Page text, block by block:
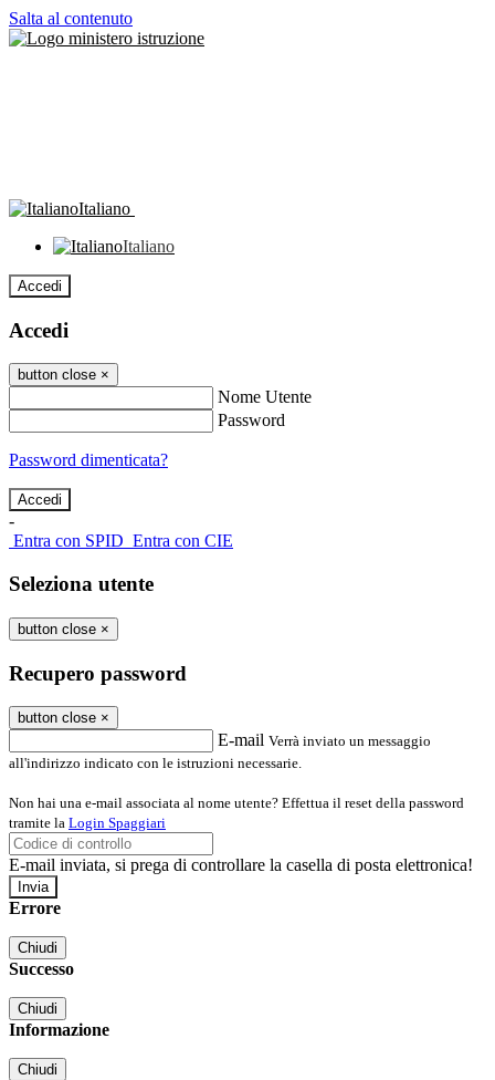
Salta al contenuto
Italiano
Italiano
Accedi
Accedi
button close ×
Nome Utente
Password
Password dimenticata?
-
Entra con SPID Entra con CIE
Seleziona utente
button close ×
Recupero password
button close ×
E-mail Verrà inviato un messaggio
all'indirizzo indicato con le istruzioni necessarie.
Non hai una e-mail associata al nome utente? Effettua il reset della password
tramite la Login Spaggiari
E-mail inviata, si prega di controllare la casella di posta elettronica!
Errore
Chiudi
Successo
Chiudi
Informazione
Chiudi